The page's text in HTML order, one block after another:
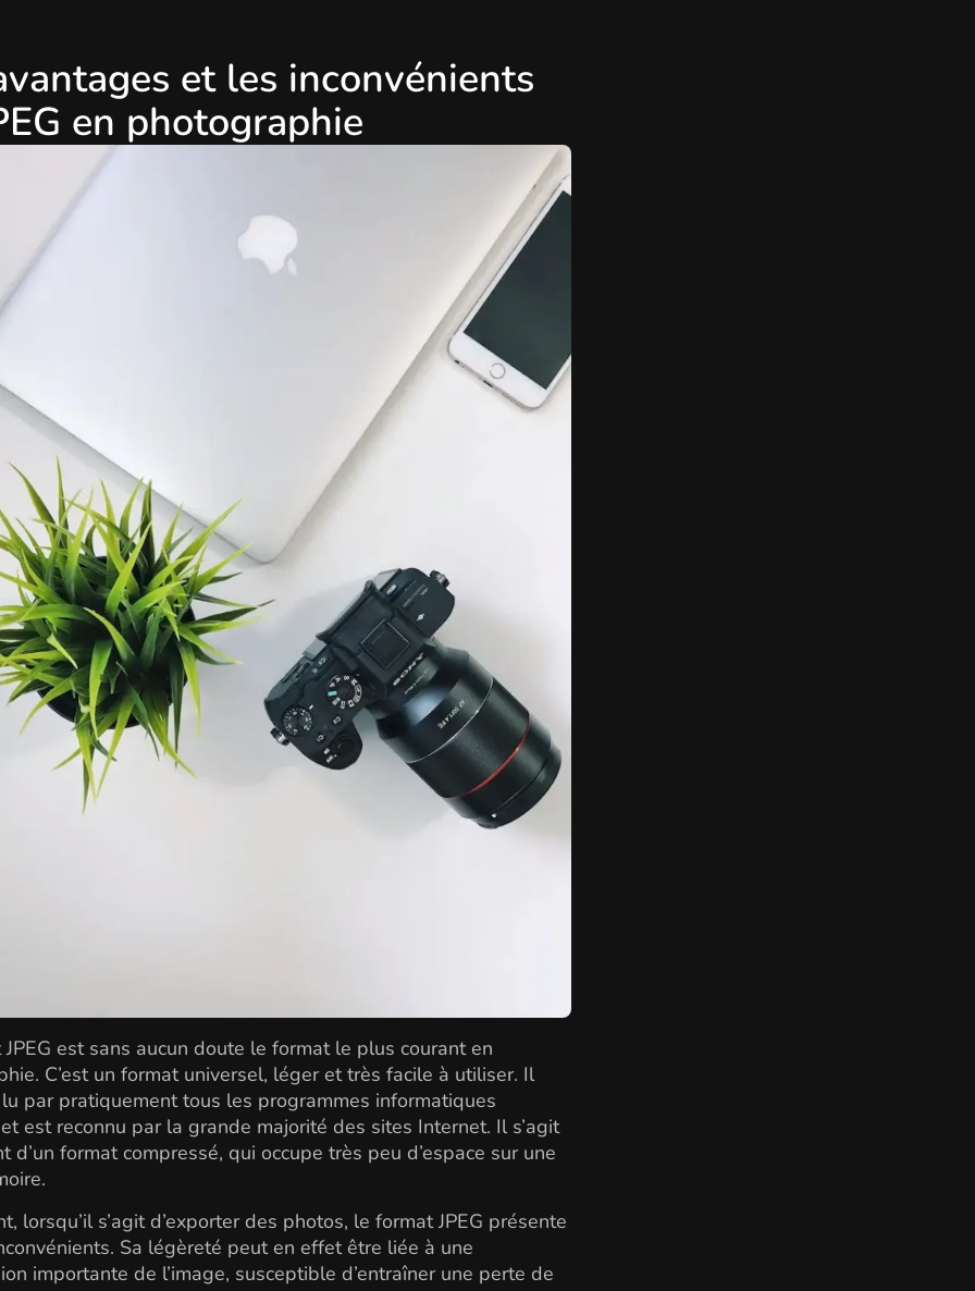
et les inconvénients
en photographie
est sans aucun doute le format le plus courant en
C’est un format universel, léger et très facile à utiliser. Il
par pratiquement tous les programmes informatiques
est reconnu par la grande majorité des sites Internet. Il s’agit
d’un format compressé, qui occupe très peu d’espace sur une
lorsqu’il s’agit d’exporter des photos, le format JPEG présente
Sa légèreté peut en effet être liée à une
importante de l’image, susceptible d’entraîner une perte de